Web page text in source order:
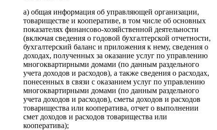
а) общая информация об управляющей организации,
товариществе и кооперативе, в том числе об основных
показателях финансово-хозяйственной деятельности
(включая сведения о годовой бухгалтерской отчетности,
бухгалтерский баланс и приложения к нему, сведения о
доходах, полученных за оказание услуг по управлению
многоквартирными домами (по данным раздельного
учета доходов и расходов), а также сведения о расходах,
понесенных в связи с оказанием услуг по управлению
многоквартирными домами (по данным раздельного
учета доходов и расходов), сметы доходов и расходов
товарищества или кооператива, отчет о выполнении
смет доходов и расходов товарищества или
кооператива);